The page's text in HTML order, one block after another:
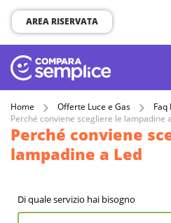
AREA RISERVATA
Home Offerte Luce e Gas
Faq
Perché conviene scegliere le lampadine
Perché conviene
lampadine a Led
Di quale servizio hai bisogno